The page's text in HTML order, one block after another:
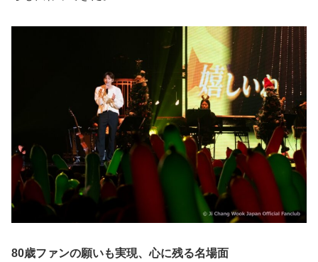
80歳ファンの願いも実現、心に残る名場面